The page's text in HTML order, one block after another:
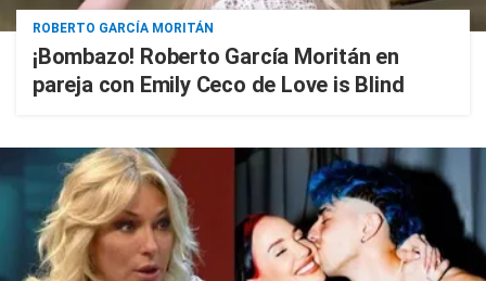
ROBERTO GARCÍA MORITÁN
¡Bombazo! Roberto García Moritán en
pareja con Emily Ceco de Love is Blind